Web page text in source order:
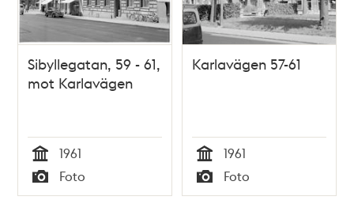
Sibyllegatan, 59 - 61,
mot Karlavägen
Tid
1961
Typ
Foto
Karlavägen 57-61
Tid
1961
Typ
Foto